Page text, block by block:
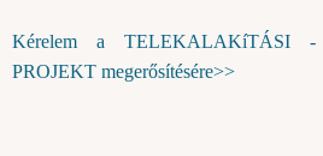
Kérelem a TELEKALAKíTÁSI -
PROJEKT megerősítésére>>